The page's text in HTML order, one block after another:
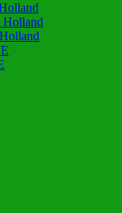
Holland